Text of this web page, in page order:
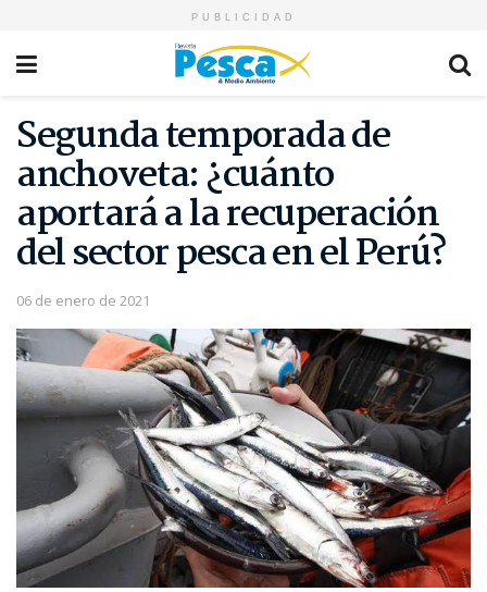
PUBLICIDAD
Segunda temporada de
anchoveta: ¿cuánto
aportará a la recuperación
del sector pesca en el Perú?
06 de enero de 2021